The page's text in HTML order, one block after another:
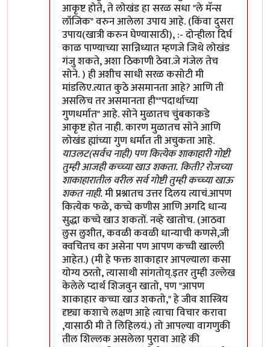
आकृष्ट होते, ते लोखंड हा सरळ सधा "ले मॅन्स
लॉजिक" वरुन आलेला उपाय आहे. (किंवा दुसरा
उपाय(खात्री करुन घेण्यासाठी), :- दोन्हीला दिर्घ
काळ पाण्याच्या सान्निध्यात म्हणजे जिथे लोखंड
गंजु शकते, अशा ठिकाणी ठेवा.जे गंजेल तेच
सोने. ) ही अशीच साधी सरळ कसोटी मी
मांडलिए.त्यात कुठे असमानता आहे? आणि ती
असलिच तर असमानता ही""पदार्थाच्या
गुणधर्मात" आहे. सोने मुळातच चुंबकाकडे
आकृष्ट होत नाही. कारण मुळातच सोने आणि
लोखंड ह्यांच्या गुण धर्मात ती अचुकता आहे.
याउलट(सर्वच नाही) पण कित्येक शाकाहारी गोष्टी
तुम्ही आजही कच्च्या खाउ शकता. किती? रोजच्या
शाकाहारातील वरील सर्व गोष्टी तुम्ही कच्च्या खाऊ
शकत नाही.मी प्रश्नातच उत्तर दिलय त्याचं.आपण
कित्येक फळे, कच्चे कणीस आणि अगदि धान्य
सुद्धा कच्चे खाउ शकतों. नव्हे खातोच. (आठवा
लुस लुशीत, कवळी कवळी धान्याची कणसे,जी
क्वचितच का असेना पण आपण कच्ची खाल्ली
आहेत.) (मी हे फक्त शाकाहार आपल्याला कसा
योग्य ठरतो, त्यासाथी सांगतोय्.इतर तुम्ही उल्लेख
केलेले प्दार्थ शिजवुन खातो, पण "आपण
शाकाहार कच्चा खाउ शकतो," हे जीव शास्त्रिय
दृष्ट्या कशाचे लक्षण आहे त्याचा विचार करावा
,यासाठी मी ते लिहिलयं.) तो आपल्या वागणुकी
तील शिल्लक असलेला पुरावा आहे की